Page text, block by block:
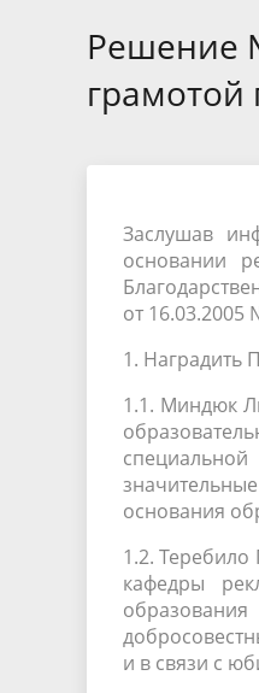
Отчет о работе
Комиссия по
Решение
грамотой
Заслушав
основании
от 16.03.2005
1. Наградить
1.1. Миндюк
основания
1.2. Теребило
кафедры
и в связи с